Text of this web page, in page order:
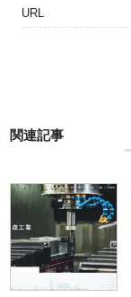
URL
関連記事